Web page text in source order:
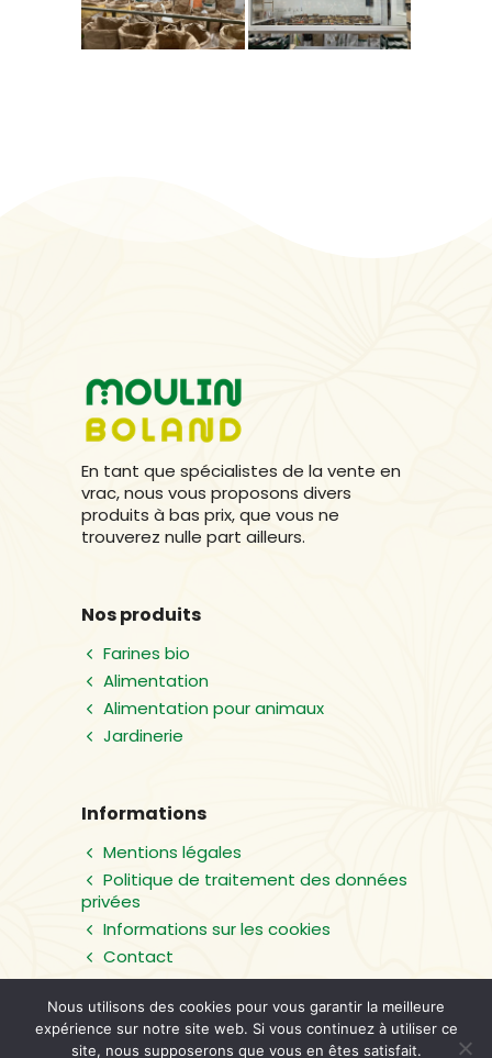
En tant que spécialistes de la vente en
vrac, nous vous proposons divers
produits à bas prix, que vous ne
trouverez nulle part ailleurs.
Nos produits
Farines bio
Alimentation
Alimentation pour animaux
Jardinerie
Informations
Mentions légales
Politique de traitement des données
privées
Informations sur les cookies
Contact
Nous utilisons des cookies pour vous garantir la meilleure
expérience sur notre site web. Si vous continuez à utiliser ce
site, nous supposerons que vous en êtes satisfait.